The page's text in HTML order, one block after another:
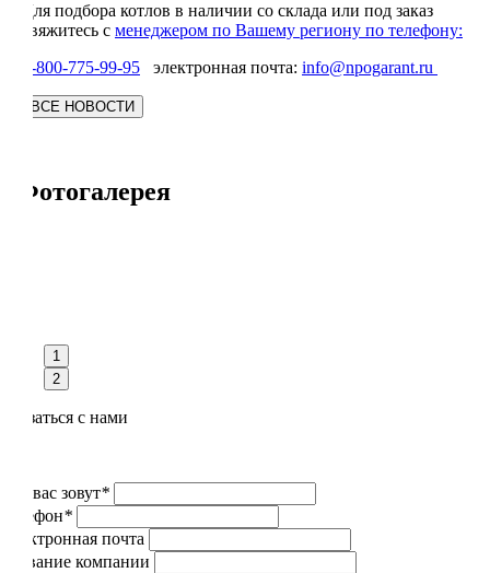
Для подбора котлов в наличии со склада или под заказ
свяжитесь с менеджером по Вашему региону по телефону:
8-800-775-99-95 электронная почта: info@npogarant.ru
Фотогалерея
1
2
Связаться с нами
Как вас зовут*
Телефон*
Электронная почта
Название компании